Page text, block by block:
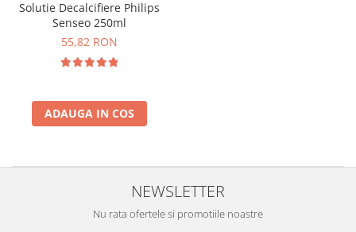
Solutie Decalcifiere Philips
Senseo 250ml
55,82 RON
ADAUGA IN COS
NEWSLETTER
Nu rata ofertele si promotiile noastre